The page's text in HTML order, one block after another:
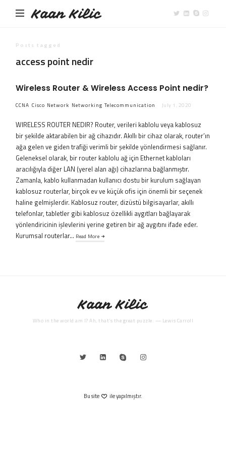
Kaan Kilic
Posts tagged
access point nedir
Wireless Router & Wireless Access Point nedir?
CCNA Cisco Network Networking Telecommunication July 1, 2020
WIRELESS ROUTER NEDIR? Router, verileri kablolu veya kablosuz
bir şekilde aktarabilen bir ağ cihazıdır. Akıllı bir cihaz olarak, router’ın
ağa gelen ve giden trafiği verimli bir şekilde yönlendirmesi sağlanır.
Geleneksel olarak, bir router kablolu ağ için Ethernet kabloları
aracılığıyla diğer LAN (yerel alan ağı) cihazlarına bağlanmıştır.
Zamanla, kablo kullanmadan kullanıcı dostu bir kurulum sağlayan
kablosuz routerlar, birçok ev ve küçük ofis için önemli bir seçenek
haline gelmişlerdir. Kablosuz router, dizüstü bilgisayarlar, akıllı
telefonlar, tabletler gibi kablosuz özellikli aygıtları bağlayarak
yönlendiricinin işlevlerini yerine getiren bir ağ aygıtını ifade eder.
Kurumsal routerlar… Read More
Kaan Kilic
Who in the world am I? Ah, that’s the great puzzle. — Lewis Carroll
Bu site ile yapılmıştır.